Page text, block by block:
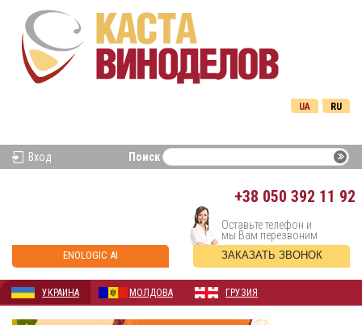
RU
UA
Вход Поиск
+38 050 392 11 92
ENOLOGIC AI
Оставьте телефон и
мы Вам перезвоним
ЗАКАЗАТЬ ЗВОНОК
УКРАИНА МОЛДОВА ГРУЗИЯ